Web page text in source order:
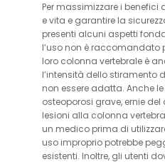
Per massimizzare i benefici
e vita e garantire la
presenti alcuni aspetti
l’uso non è raccomandato
loro colonna vertebrale è
l’intensità dello stiramento
non essere adatta. Anche
osteoporosi grave, ernie
lesioni alla colonna
un medico prima di
uso improprio potrebbe
esistenti. Inoltre, gli utenti